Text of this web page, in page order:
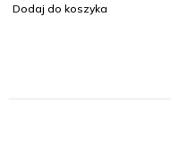
Dodaj do koszyka